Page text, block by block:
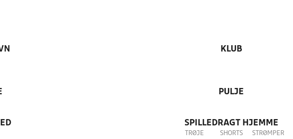
KLUB
PULJE
SPILLEDRAGT HJEMME
TRØJE SHORTS STRØMPER